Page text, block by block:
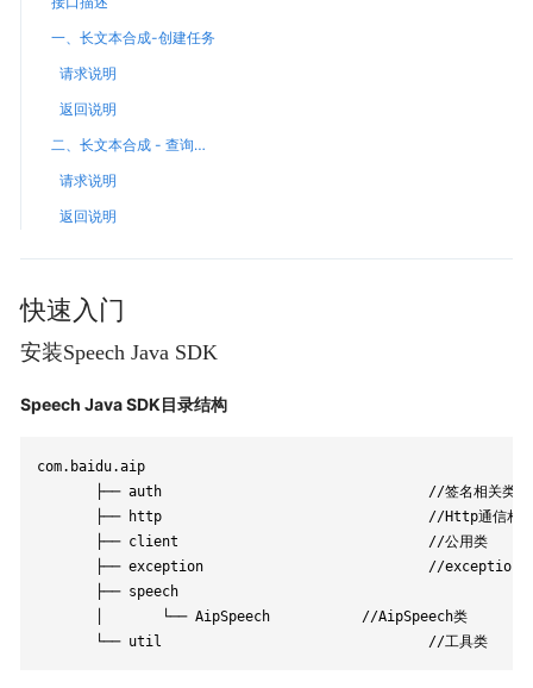
一、长文本合成-创建任务
请求说明
返回说明
二、长文本合成 - 查询任务
请求说明
返回说明
快速入门
安装Speech Java SDK
Speech Java SDK目录结构
com.baidu.aip
       ├── auth                                //签名相关类
├── http                                //Http通信相
       ├── client                              //公用类
       ├── exception                           //exception类
       ├── speech
       │       └── AipSpeech           //AipSpeech类
       └── util                                //工具类